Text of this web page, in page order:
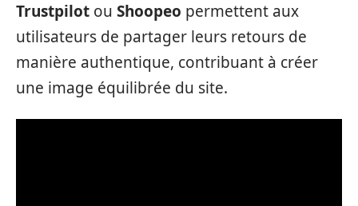
Trustpilot ou Shoopeo permettent aux
utilisateurs de partager leurs retours de
manière authentique, contribuant à créer
une image équilibrée du site.